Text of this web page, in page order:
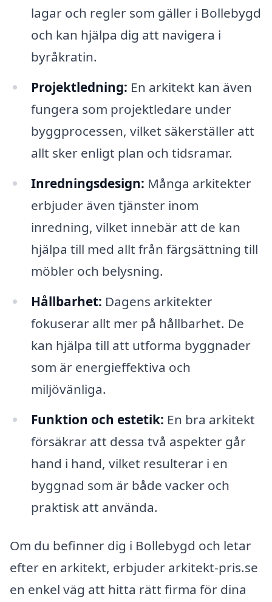
lagar och regler som gäller i Bollebygd
och kan hjälpa dig att navigera i
byråkratin.
Projektledning: En arkitekt kan även
fungera som projektledare under
byggprocessen, vilket säkerställer att
allt sker enligt plan och tidsramar.
Inredningsdesign: Många arkitekter
erbjuder även tjänster inom
inredning, vilket innebär att de kan
hjälpa till med allt från färgsättning till
möbler och belysning.
Hållbarhet: Dagens arkitekter
fokuserar allt mer på hållbarhet. De
kan hjälpa till att utforma byggnader
som är energieffektiva och
miljövänliga.
Funktion och estetik: En bra arkitekt
försäkrar att dessa två aspekter går
hand i hand, vilket resulterar i en
byggnad som är både vacker och
praktisk att använda.
Om du befinner dig i Bollebygd och letar
efter en arkitekt, erbjuder arkitekt-pris.se
en enkel väg att hitta rätt firma för dina